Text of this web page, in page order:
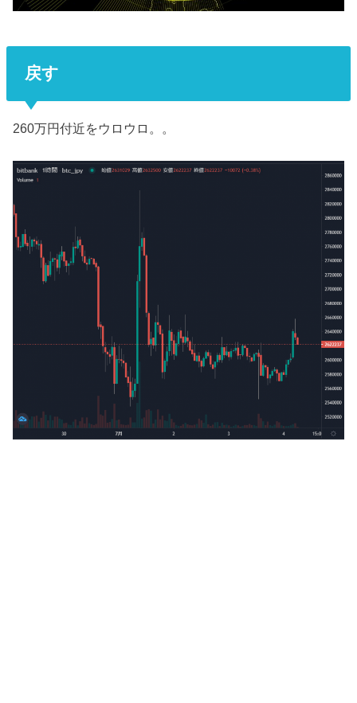
戻す
260万円付近をウロウロ。。